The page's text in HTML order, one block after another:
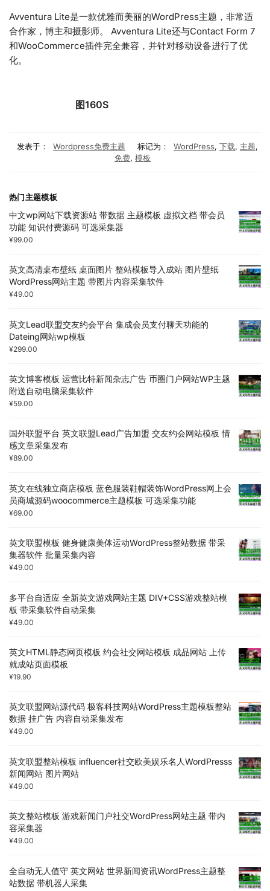
Avventura Lite是一款优雅而美丽的WordPress主题，非常适
合作家，博主和摄影师。 Avventura Lite还与Contact Form 7
和WooCommerce插件完全兼容，并针对移动设备进行了优
化。
图160S
发表于： Wordpress免费主题 标记为： WordPress, 下载, 主题,
免费, 模板
热门主题模板
中文wp网站下载资源站 带数据 主题模板 虚拟文档 带会员
功能 知识付费源码 可选采集器
¥99.00
英文高清桌布壁纸 桌面图片 整站模板导入成站 图片壁纸
WordPress网站主题 带图片内容采集软件
¥49.00
英文Lead联盟交友约会平台 集成会员支付聊天功能的
Dateing网站wp模板
¥299.00
英文博客模板 运营比特新闻杂志广告 币圈门户网站WP主题
附送自动电脑采集软件
¥59.00
国外联盟平台 英文联盟Lead广告加盟 交友约会网站模板 情
感文章采集发布
¥89.00
英文在线独立商店模板 蓝色服装鞋帽装饰WordPress网上会
员商城源码woocommerce主题模板 可选采集功能
¥69.00
英文联盟模板 健身健康美体运动WordPress整站数据 带采
集器软件 批量采集内容
¥49.00
多平台自适应 全新英文游戏网站主题 DIV+CSS游戏整站模
板 带采集软件自动采集
¥49.00
英文HTML静态网页模板 约会社交网站模板 成品网站 上传
就成站页面模板
¥19.90
英文联盟网站源代码 极客科技网站WordPress主题模板整站
数据 挂广告 内容自动采集发布
¥49.00
英文联盟整站模板 influencer社交欧美娱乐名人WordPresss
新闻网站 图片网站
¥49.00
英文整站模板 游戏新闻门户社交WordPress网站主题 带内
容采集器
¥49.00
全自动无人值守 英文网站 世界新闻资讯WordPress主题整
站数据 带机器人采集